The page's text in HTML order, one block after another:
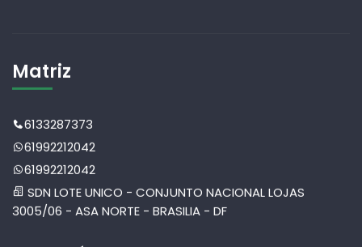
Matriz
6133287373
61992212042
61992212042
SDN LOTE UNICO - CONJUNTO NACIONAL LOJAS
3005/06 - ASA NORTE - BRASILIA - DF